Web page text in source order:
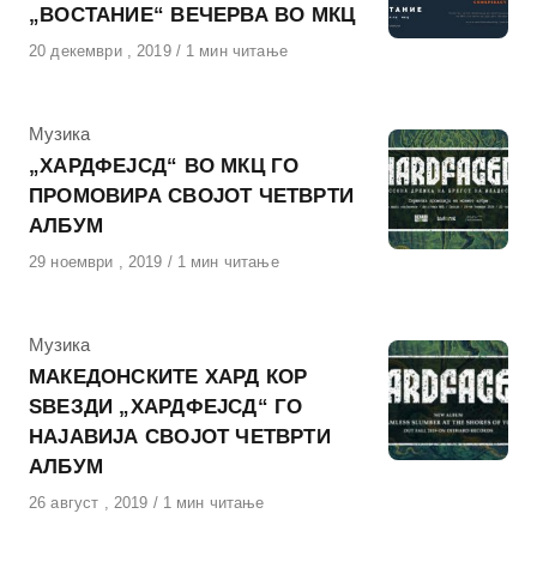
„ВОСТАНИЕ“ ВЕЧЕРВА ВО МКЦ
Објавено
20 декември , 2019 1 мин читање
КАтегорија
Музика
„ХАРДФЕЈСД“ ВО МКЦ ГО
ПРОМОВИРА СВОЈОТ ЧЕТВРТИ
АЛБУМ
Објавено
29 ноември , 2019 1 мин читање
КАтегорија
Музика
МАКЕДОНСКИТЕ ХАРД КОР
ЅВЕЗДИ „ХАРДФЕЈСД“ ГО
НАЈАВИЈА СВОЈОТ ЧЕТВРТИ
АЛБУМ
Објавено
26 август , 2019 1 мин читање